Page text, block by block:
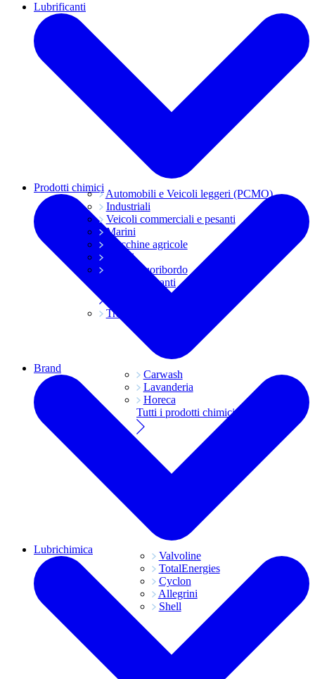
Lubrificanti
Automobili e Veicoli leggeri (PCMO)
Industriali
Veicoli commerciali e pesanti
Marini
Macchine agricole
Grassi
Moto e fuoribordo
Tutti i lubrificanti
Trasmissioni
Prodotti chimici
Carwash
Lavanderia
Horeca
Tutti i prodotti chimici
Brand
Valvoline
TotalEnergies
Cyclon
Allegrini
Shell
Lubrichimica